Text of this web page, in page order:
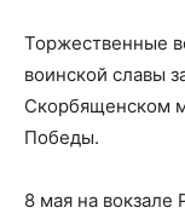
Торжественные
воинской славы
Скорбященском
Победы.
8 мая на вокзале